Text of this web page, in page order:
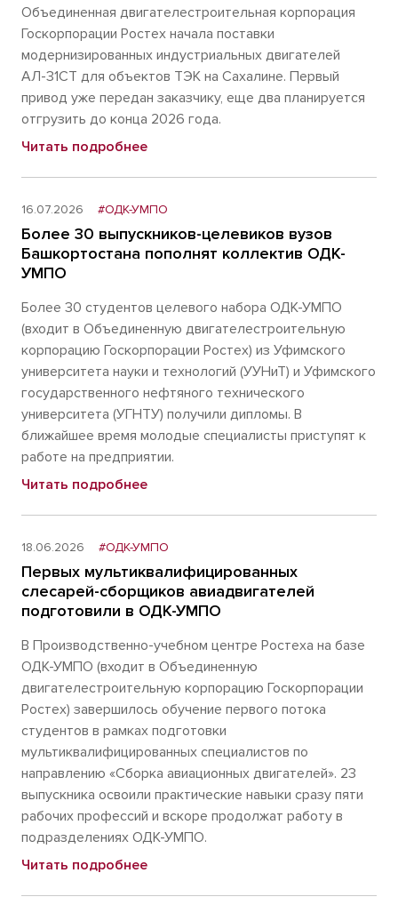
Объединенная двигателестроительная корпорация
Госкорпорации Ростех начала поставки
модернизированных индустриальных двигателей
АЛ-31СТ для объектов ТЭК на Сахалине. Первый
привод уже передан заказчику, еще два планируется
отгрузить до конца 2026 года.
Читать подробнее
16.07.2026 #ОДК-УМПО
Более 30 выпускников-целевиков вузов
Башкортостана пополнят коллектив ОДК-
УМПО
Более 30 студентов целевого набора ОДК-УМПО
(входит в Объединенную двигателестроительную
корпорацию Госкорпорации Ростех) из Уфимского
университета науки и технологий (УУНиТ) и Уфимского
государственного нефтяного технического
университета (УГНТУ) получили дипломы. В
ближайшее время молодые специалисты приступят к
работе на предприятии.
Читать подробнее
18.06.2026 #ОДК-УМПО
Первых мультиквалифицированных
слесарей-сборщиков авиадвигателей
подготовили в ОДК-УМПО
В Производственно-учебном центре Ростеха на базе
ОДК-УМПО (входит в Объединенную
двигателестроительную корпорацию Госкорпорации
Ростех) завершилось обучение первого потока
студентов в рамках подготовки
мультиквалифицированных специалистов по
направлению «Сборка авиационных двигателей». 23
выпускника освоили практические навыки сразу пяти
рабочих профессий и вскоре продолжат работу в
подразделениях ОДК-УМПО.
Читать подробнее